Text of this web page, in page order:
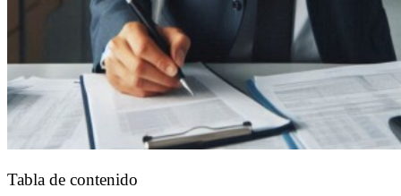
Tabla de contenido